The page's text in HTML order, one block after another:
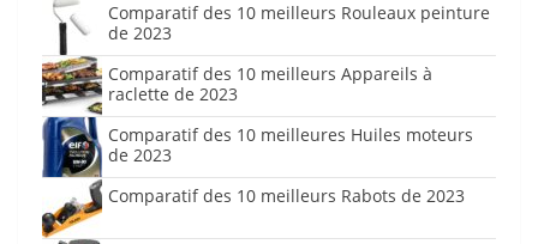
Comparatif des 10 meilleurs Rouleaux peinture
de 2023
Comparatif des 10 meilleurs Appareils à
raclette de 2023
Comparatif des 10 meilleures Huiles moteurs
de 2023
Comparatif des 10 meilleurs Rabots de 2023